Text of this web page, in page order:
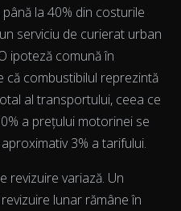
% and EUR/L.
la 40% din costurile
serviciu de curierat urban
ipoteză comună în
că combustibilul reprezintă
al transportului, ceea ce
a prețului motorinei se
3% a tarifului.
revizuire variază. Un
lunar rămâne în